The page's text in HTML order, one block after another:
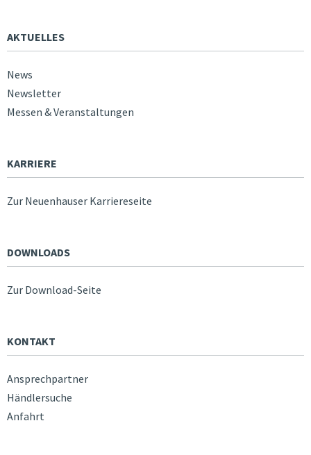
AKTUELLES
News
Newsletter
Messen & Veranstaltungen
KARRIERE
Zur Neuenhauser Karriereseite
DOWNLOADS
Zur Download-Seite
KONTAKT
Ansprechpartner
Händlersuche
Anfahrt